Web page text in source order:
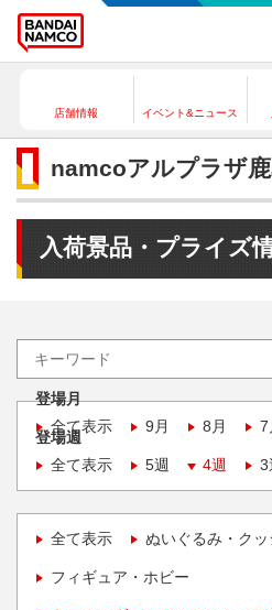
店舗情報 イベント&ニュース
namcoアルプラザ
入荷景品・プライズ
登場月
全て表示
9月 8月 7
登場週
全て表示
5週 4週 3
全て表示 ぬいぐるみ・クッ
フィギュア・ホビー